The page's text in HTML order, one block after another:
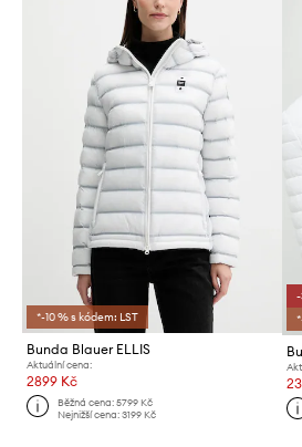
*-10 % s kódem: LST
Bunda Blauer ELLIS
Aktuální cena:
2899 Kč
Běžná cena:5799 Kč
Nejnižší cena:3199 Kč